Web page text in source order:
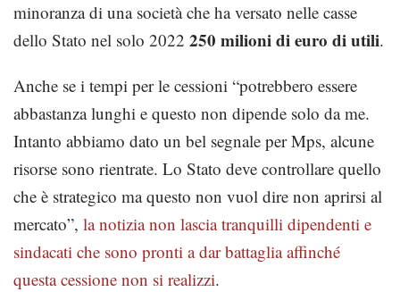
minoranza di una società che ha versato nelle casse
dello Stato nel solo 2022 250 milioni di euro di utili.
Anche se i tempi per le cessioni “potrebbero essere
abbastanza lunghi e questo non dipende solo da me.
Intanto abbiamo dato un bel segnale per Mps, alcune
risorse sono rientrate. Lo Stato deve controllare quello
che è strategico ma questo non vuol dire non aprirsi al
mercato”, la notizia non lascia tranquilli dipendenti e
sindacati che sono pronti a dar battaglia affinché
questa cessione non si realizzi.